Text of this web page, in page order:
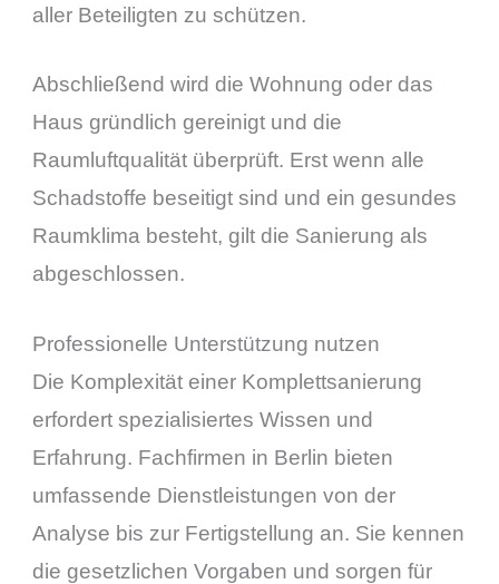
aller Beteiligten zu schützen.
Abschließend wird die Wohnung oder das
Haus gründlich gereinigt und die
Raumluftqualität überprüft. Erst wenn alle
Schadstoffe beseitigt sind und ein gesundes
Raumklima besteht, gilt die Sanierung als
abgeschlossen.
Professionelle Unterstützung nutzen
Die Komplexität einer Komplettsanierung
erfordert spezialisiertes Wissen und
Erfahrung. Fachfirmen in Berlin bieten
umfassende Dienstleistungen von der
Analyse bis zur Fertigstellung an. Sie kennen
die gesetzlichen Vorgaben und sorgen für